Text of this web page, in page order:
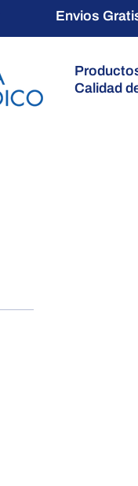
Envios Gratis
Calidad